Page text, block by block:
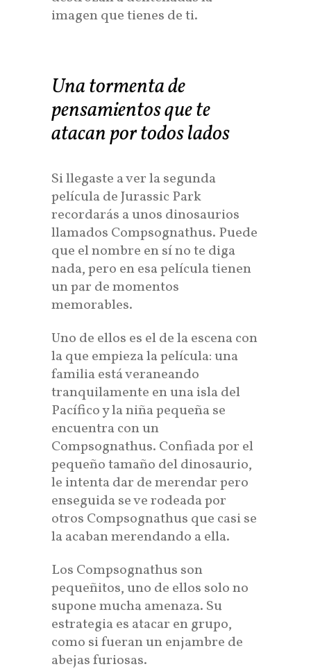
imagen que tienes de ti.
Una tormenta de
pensamientos que te
atacan por todos lados
Si llegaste a ver la segunda
película de Jurassic Park
recordarás a unos dinosaurios
llamados Compsognathus. Puede
que el nombre en sí no te diga
nada, pero en esa película tienen
un par de momentos
memorables.
Uno de ellos es el de la escena con
la que empieza la película: una
familia está veraneando
tranquilamente en una isla del
Pacífico y la niña pequeña se
encuentra con un
Compsognathus. Confiada por el
pequeño tamaño del dinosaurio,
le intenta dar de merendar pero
enseguida se ve rodeada por
otros Compsognathus que casi se
la acaban merendando a ella.
Los Compsognathus son
pequeñitos, uno de ellos solo no
supone mucha amenaza. Su
estrategia es atacar en grupo,
como si fueran un enjambre de
abejas furiosas.